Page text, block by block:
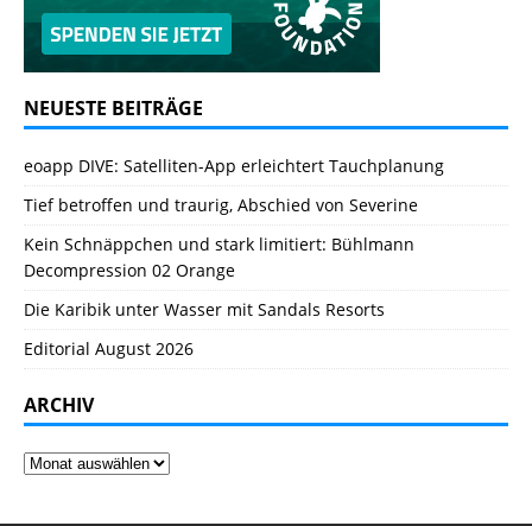
NEUESTE BEITRÄGE
eoapp DIVE: Satelliten-App erleichtert Tauchplanung
Tief betroffen und traurig, Abschied von Severine
Kein Schnäppchen und stark limitiert: Bühlmann
Decompression 02 Orange
Die Karibik unter Wasser mit Sandals Resorts
Editorial August 2026
ARCHIV